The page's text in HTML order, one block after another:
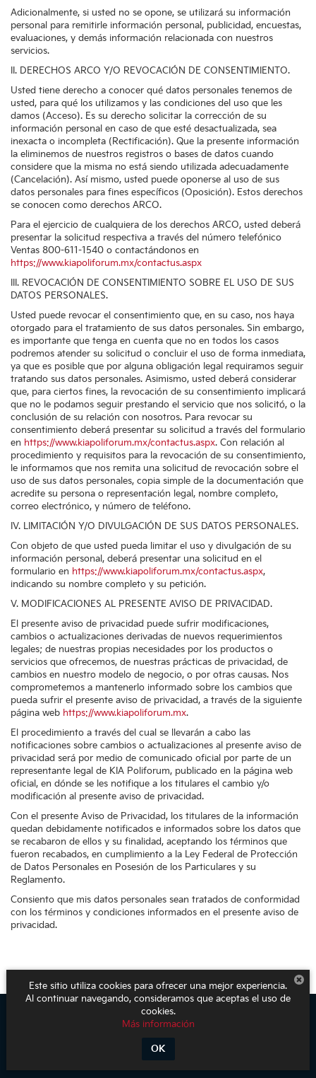
Adicionalmente, si usted no se opone, se utilizará su información
personal para remitirle información personal, publicidad, encuestas,
evaluaciones, y demás información relacionada con nuestros
servicios.
II. DERECHOS ARCO Y/O REVOCACIÓN DE CONSENTIMIENTO.
Usted tiene derecho a conocer qué datos personales tenemos de
usted, para qué los utilizamos y las condiciones del uso que les
damos (Acceso). Es su derecho solicitar la corrección de su
información personal en caso de que esté desactualizada, sea
inexacta o incompleta (Rectificación). Que la presente información
la eliminemos de nuestros registros o bases de datos cuando
considere que la misma no está siendo utilizada adecuadamente
(Cancelación). Así mismo, usted puede oponerse al uso de sus
datos personales para fines específicos (Oposición). Estos derechos
se conocen como derechos ARCO.
Para el ejercicio de cualquiera de los derechos ARCO, usted deberá
presentar la solicitud respectiva a través del número telefónico
Ventas 800-611-1540 o contactándonos en
https://www.kiapoliforum.mx/contactus.aspx
III. REVOCACIÓN DE CONSENTIMIENTO SOBRE EL USO DE SUS
DATOS PERSONALES.
Usted puede revocar el consentimiento que, en su caso, nos haya
otorgado para el tratamiento de sus datos personales. Sin embargo,
es importante que tenga en cuenta que no en todos los casos
podremos atender su solicitud o concluir el uso de forma inmediata,
ya que es posible que por alguna obligación legal requiramos seguir
tratando sus datos personales. Asimismo, usted deberá considerar
que, para ciertos fines, la revocación de su consentimiento implicará
que no le podamos seguir prestando el servicio que nos solicitó, o la
conclusión de su relación con nosotros. Para revocar su
consentimiento deberá presentar su solicitud a través del formulario
en https://www.kiapoliforum.mx/contactus.aspx. Con relación al
procedimiento y requisitos para la revocación de su consentimiento,
le informamos que nos remita una solicitud de revocación sobre el
uso de sus datos personales, copia simple de la documentación que
acredite su persona o representación legal, nombre completo,
correo electrónico, y número de teléfono.
IV. LIMITACIÓN Y/O DIVULGACIÓN DE SUS DATOS PERSONALES.
Con objeto de que usted pueda limitar el uso y divulgación de su
información personal, deberá presentar una solicitud en el
formulario en https://www.kiapoliforum.mx/contactus.aspx,
indicando su nombre completo y su petición.
V. MODIFICACIONES AL PRESENTE AVISO DE PRIVACIDAD.
El presente aviso de privacidad puede sufrir modificaciones,
cambios o actualizaciones derivadas de nuevos requerimientos
legales; de nuestras propias necesidades por los productos o
servicios que ofrecemos, de nuestras prácticas de privacidad, de
cambios en nuestro modelo de negocio, o por otras causas. Nos
comprometemos a mantenerlo informado sobre los cambios que
pueda sufrir el presente aviso de privacidad, a través de la siguiente
página web https://www.kiapoliforum.mx.
El procedimiento a través del cual se llevarán a cabo las
notificaciones sobre cambios o actualizaciones al presente aviso de
privacidad será por medio de comunicado oficial por parte de un
representante legal de KIA Poliforum, publicado en la página web
oficial, en dónde se les notifique a los titulares el cambio y/o
modificación al presente aviso de privacidad.
Con el presente Aviso de Privacidad, los titulares de la información
quedan debidamente notificados e informados sobre los datos que
se recabaron de ellos y su finalidad, aceptando los términos que
fueron recabados, en cumplimiento a la Ley Federal de Protección
de Datos Personales en Posesión de los Particulares y su
Reglamento.
Consiento que mis datos personales sean tratados de conformidad
con los términos y condiciones informados en el presente aviso de
privacidad.
Blvd. Adolfo López Mateos 1816. El Mirador
37500| Ventas:
Este sitio utiliza cookies para ofrecer una mejor experiencia.
Al continuar navegando, consideramos que aceptas el uso de
cookies.
Más información
OK